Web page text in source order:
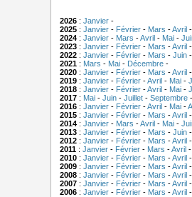
2026: Janvier-
2025: Janvier- Février- Mars -Avril
2024: Janvier- Mars -Avril- Mai-
2023: Janvier- Février- Mars -Avril
2022: Janvier- Février- Mars - Juin
2021: Mars - Mai- Décembre-
2020: Janvier- Février- Mars -Avril
2019: Janvier- Février-Avril- Mai-
2018: Janvier- Février-Avril- Mai-
2017: Mai- Juin- Juillet- Septembre
2016: Janvier- Février-Avril- Mai-
2015: Janvier- Février- Mars -Avril
2014: Janvier- Mars -Avril- Mai-
2013: Janvier- Février- Mars - Juin
2012: Janvier- Février- Mars -Avril
2011: Janvier- Février- Mars -Avril
2010: Janvier- Février- Mars -Avril
2009: Janvier- Février- Mars -Avril
2008: Janvier- Février- Mars -Avril
2007: Janvier- Février- Mars -Avril
2006: Janvier- Février- Mars -Avril